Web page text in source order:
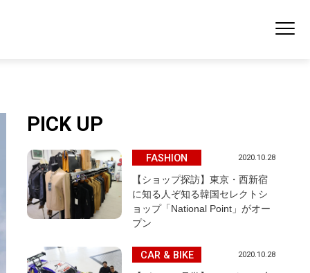
PICK UP
FASHION 2020.10.28
【ショップ探訪】東京・西新宿
に知る人ぞ知る韓国セレクトシ
ョップ「National Point」がオー
プン
CAR & BIKE 2020.10.28